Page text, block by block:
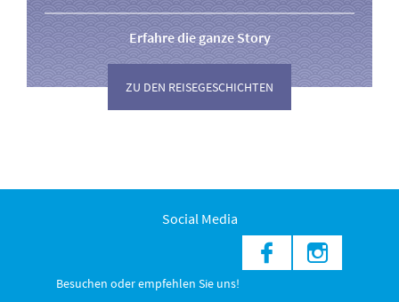
Erfahre die ganze Story
ZU DEN REISEGESCHICHTEN
Social Media
Besuchen oder empfehlen Sie uns!